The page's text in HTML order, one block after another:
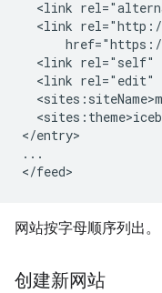
<link
<link
<link rel="self"
<link rel="edit"
  <sites:siteName>
  <sites:theme>
</entry>
...
网站按字母顺序列出。
创建新网站